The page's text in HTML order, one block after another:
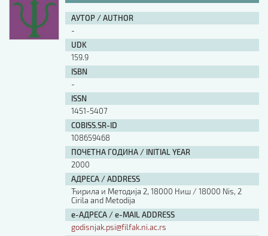
АУТОР / AUTHOR
-
UDK
159.9
ISBN
-
ISSN
1451-5407
COBISS.SR-ID
108659468
ПОЧЕТНА ГОДИНА / INITIAL YEAR
2000
АДРЕСА / ADDRESS
Ћирила и Методија 2, 18000 Ниш / 18000 Nis, 2
Cirila and Metodija
е-АДРЕСА / e-MAIL ADDRESS
godisnjak.psi@filfak.ni.ac.rs